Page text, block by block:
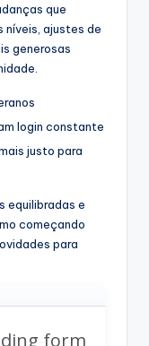
que
níveis, ajustes de
generosas
login constante
justo para
equilibradas e
começando
para